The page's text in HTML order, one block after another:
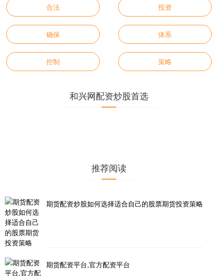
合法 投资
确保 体系
控制 策略
和兴网配资炒股首选
推荐阅读
期货配资炒股如何选择适合自己的股票期货投资策略
期货配资平台,官方配资平台